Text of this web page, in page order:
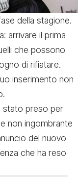
della stagione.
arrivare il prima
che possono
di rifiatare.
inserimento non
stato preso per
non ingombrante
del nuovo
che ha reso